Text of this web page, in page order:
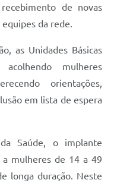
de novas
equipes da rede.
as Unidades Básicas
mulheres
orientações,
em lista de espera
Saúde, o implante
mulheres de 14 a 49
longa duração. Neste